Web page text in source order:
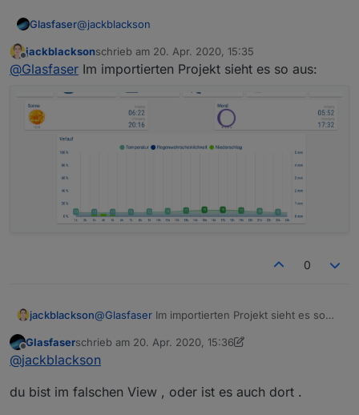
Glasfaser@jackblackson
Was ist mit dem Original View ... ist es auch dort !?
Offline
jackblacksonschrieb am 20. Apr. 2020, 15:35
zuletzt editiert von
@Glasfaser Im importierten Projekt sieht es so aus:
0
jackblackson@Glasfaser Im importierten Projekt sieht es so
Offline
Glasfaserschrieb am 20. Apr. 2020, 15:36
zuletzt editiert von Glasfaser
@jackblackson
du bist im falschen View , oder ist es auch dort .